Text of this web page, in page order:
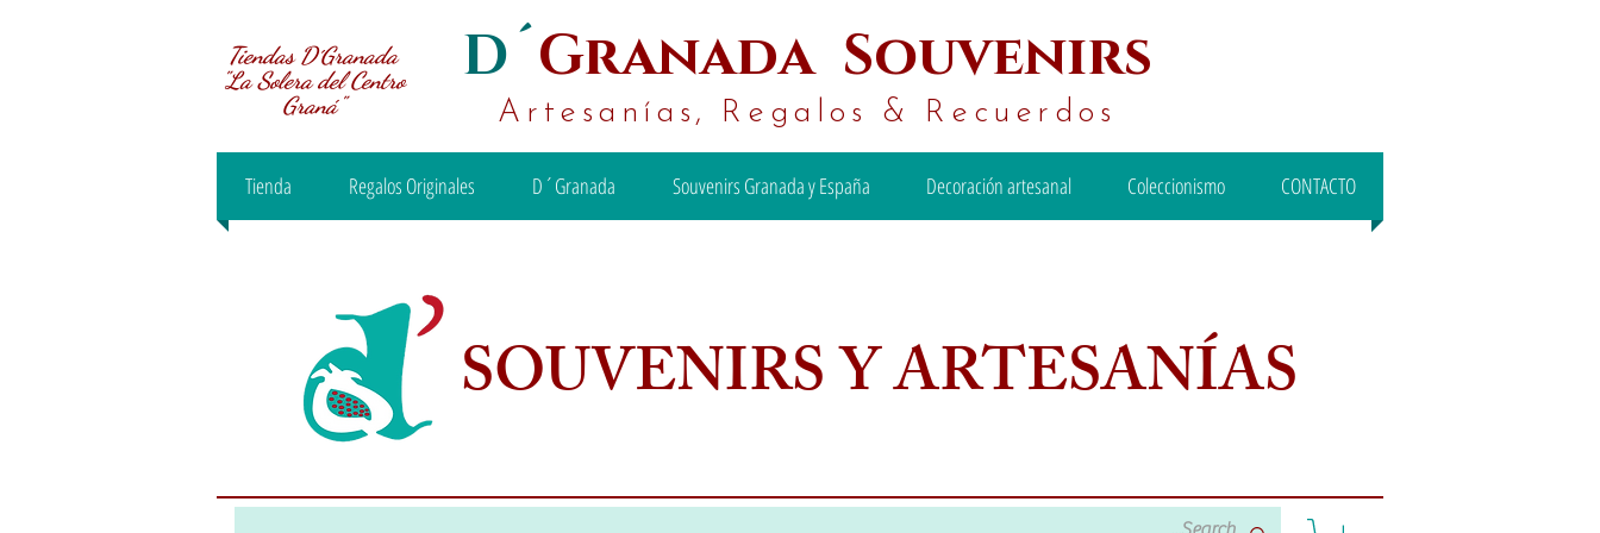
Tiendas D´Granada
"La Solera del Centro
Graná"
D´Granada Souvenirs
Artesanías, Regalos & Recuerdos
Tienda Regalos Originales D´Granada Souvenirs Granada y España Decoración artesanal Coleccionismo CONTACTO
SOUVENIRS Y ARTESANÍAS